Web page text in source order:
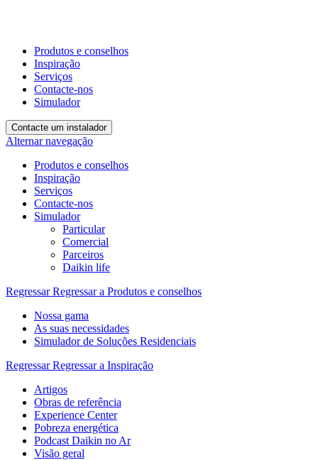
Produtos e conselhos
Inspiração
Serviços
Contacte-nos
Simulador
Contacte um instalador
Alternar navegação
Produtos e conselhos
Inspiração
Serviços
Contacte-nos
Simulador
Particular
Comercial
Parceiros
Daikin life
Regressar Regressar a Produtos e conselhos
Nossa gama
As suas necessidades
Simulador de Soluções Residenciais
Regressar Regressar a Inspiração
Artigos
Obras de referência
Experience Center
Pobreza energética
Podcast Daikin no Ar
Visão geral